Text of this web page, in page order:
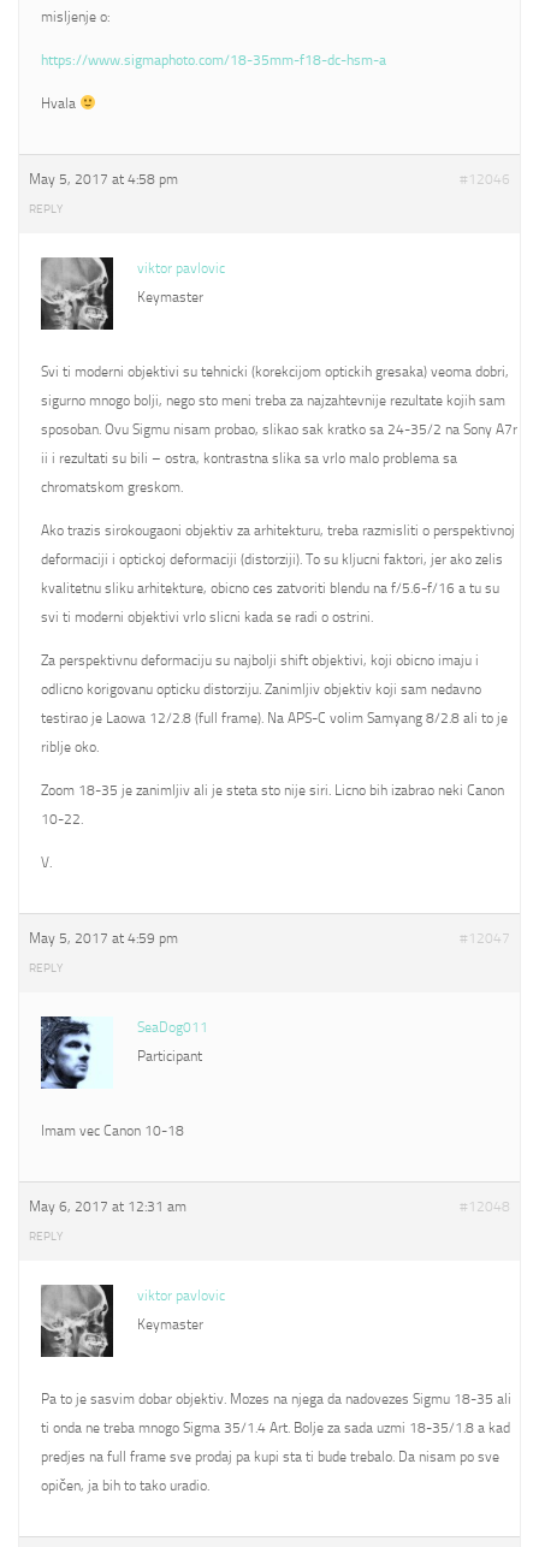
misljenje o:
https://www.sigmaphoto.com/18-35mm-f18-dc-hsm-a
Hvala
May 5, 2017 at 4:58 pm #12046
REPLY
viktor pavlovic
Keymaster
Svi ti moderni objektivi su tehnicki (korekcijom optickih gresaka) veoma dobri,
sigurno mnogo bolji, nego sto meni treba za najzahtevnije rezultate kojih sam
sposoban. Ovu Sigmu nisam probao, slikao sak kratko sa 24-35/2 na Sony A7r
ii i rezultati su bili – ostra, kontrastna slika sa vrlo malo problema sa
chromatskom greskom.
Ako trazis sirokougaoni objektiv za arhitekturu, treba razmisliti o perspektivnoj
deformaciji i optickoj deformaciji (distorziji). To su kljucni faktori, jer ako zelis
kvalitetnu sliku arhitekture, obicno ces zatvoriti blendu na f/5.6-f/16 a tu su
svi ti moderni objektivi vrlo slicni kada se radi o ostrini.
Za perspektivnu deformaciju su najbolji shift objektivi, koji obicno imaju i
odlicno korigovanu opticku distorziju. Zanimljiv objektiv koji sam nedavno
testirao je Laowa 12/2.8 (full frame). Na APS-C volim Samyang 8/2.8 ali to je
riblje oko.
Zoom 18-35 je zanimljiv ali je steta sto nije siri. Licno bih izabrao neki Canon
10-22.
V.
May 5, 2017 at 4:59 pm #12047
REPLY
SeaDog011
Participant
Imam vec Canon 10-18
May 6, 2017 at 12:31 am #12048
REPLY
viktor pavlovic
Keymaster
Pa to je sasvim dobar objektiv. Mozes na njega da nadovezes Sigmu 18-35 ali
ti onda ne treba mnogo Sigma 35/1.4 Art. Bolje za sada uzmi 18-35/1.8 a kad
predjes na full frame sve prodaj pa kupi sta ti bude trebalo. Da nisam po sve
opičen, ja bih to tako uradio.